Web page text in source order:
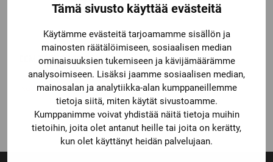
Tämä sivusto käyttää evästeitä
Käytämme evästeitä tarjoamamme sisällön ja
mainosten räätälöimiseen, sosiaalisen median
ominaisuuksien tukemiseen ja kävijämäärämme
analysoimiseen. Lisäksi jaamme sosiaalisen median,
mainosalan ja analytiikka-alan kumppaneillemme
tietoja siitä, miten käytät sivustoamme.
Kumppanimme voivat yhdistää näitä tietoja muihin
tietoihin, joita olet antanut heille tai joita on kerätty,
kun olet käyttänyt heidän palvelujaan.
CCM
CCM TACKS 310 COMBO
KYPÄRÄ
Katso kaikki vaihtoehdot
139,00€